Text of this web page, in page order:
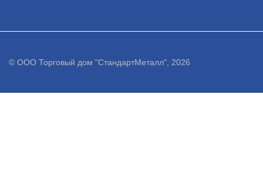
© ООО Торговый дом "СтандартМеталл", 2026